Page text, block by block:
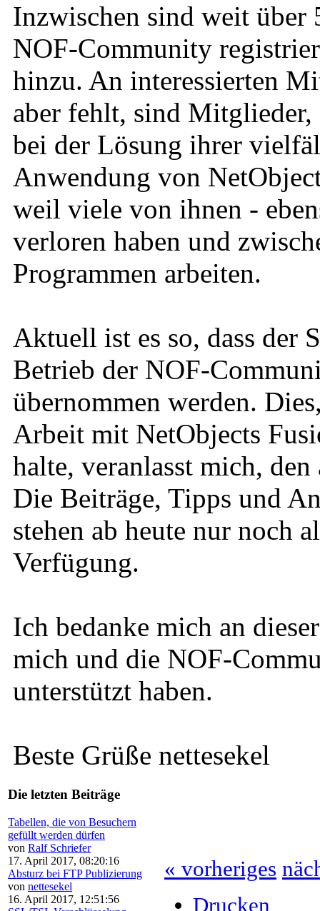
Inzwischen sind weit über
NOF-Community
hinzu. An interessierten
aber fehlt, sind Mitglieder,
bei der Lösung ihrer
Anwendung von
weil viele von ihnen -
verloren haben und
Programmen arbeiten.
Aktuell ist es so, dass der
Betrieb der NOF-
übernommen werden.
Arbeit mit NetObjects
halte, veranlasst mich,
Die Beiträge, Tipps und
stehen ab heute nur noch
Verfügung.
Ich bedanke mich an
mich und die NOF-
unterstützt haben.
Beste Grüße nettesekel
Die letzten Beiträge
Tabellen, die von Besuchern
gefüllt werden dürfen
von Ralf Schriefer
17. April 2017, 08:20:16
Absturz bei FTP Publizierung
von nettesekel
16. April 2017, 12:51:56
« vorheriges
Drucken